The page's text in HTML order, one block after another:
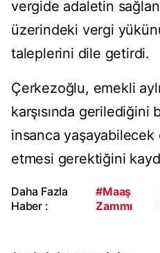
vergide adaletin
üzerindeki vergi
taleplerini dile getirdi.
Çerkezoğlu, emekli
karşısında
insanca
etmesi gerektiğini
Daha Fazla
Haber :
#Maaş
Zammı